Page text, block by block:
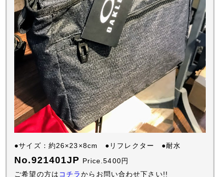
●サイズ：約26×23×8cm ●リフレクター ●耐水
No.921401JP Price.5400円
ご希望の方は コチラからお問い合わせ下さい!!